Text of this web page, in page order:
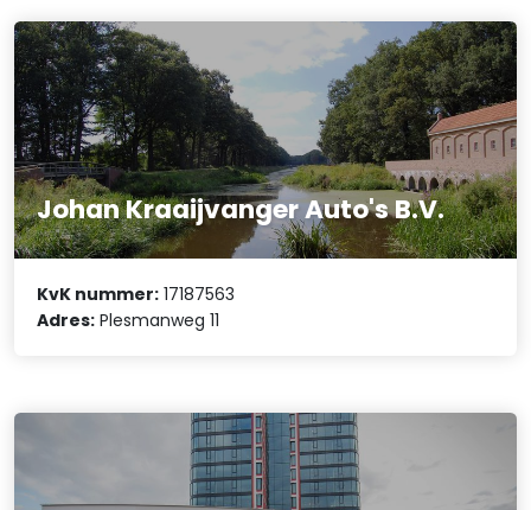
Johan Kraaijvanger Auto's B.V.
KvK nummer: 17187563
Adres: Plesmanweg 11